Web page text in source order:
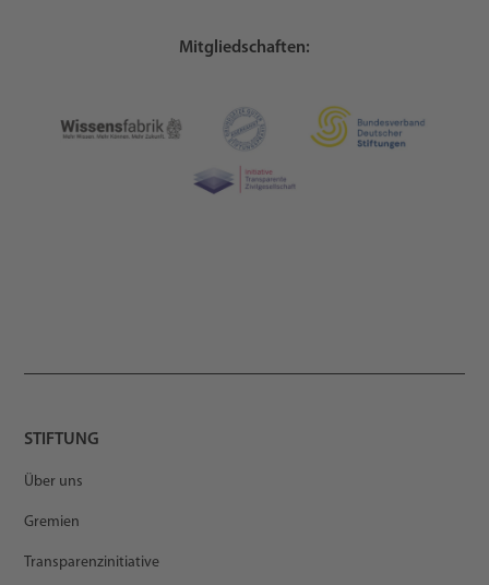
Mitgliedschaften:
STIFTUNG
Über uns
Gremien
Transparenzinitiative